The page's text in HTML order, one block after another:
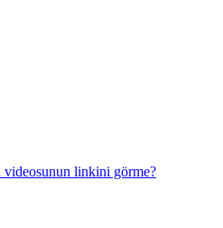
linkini görme?